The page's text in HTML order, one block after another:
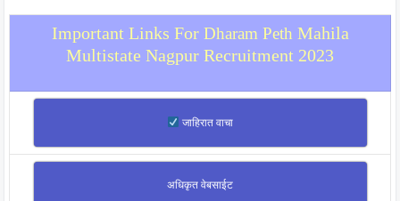
Important Links For Dharam Peth Mahila
Multistate Nagpur Recruitment 2023
जाहिरात वाचा
अधिकृत वेबसाईट